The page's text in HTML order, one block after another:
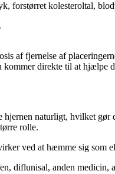
forstørret kolesteroltal,
af ​​fjernelse af
direkte til at
naturligt, hvilket gør
rolle.
ved at hæmme sig som
diflunisal, anden